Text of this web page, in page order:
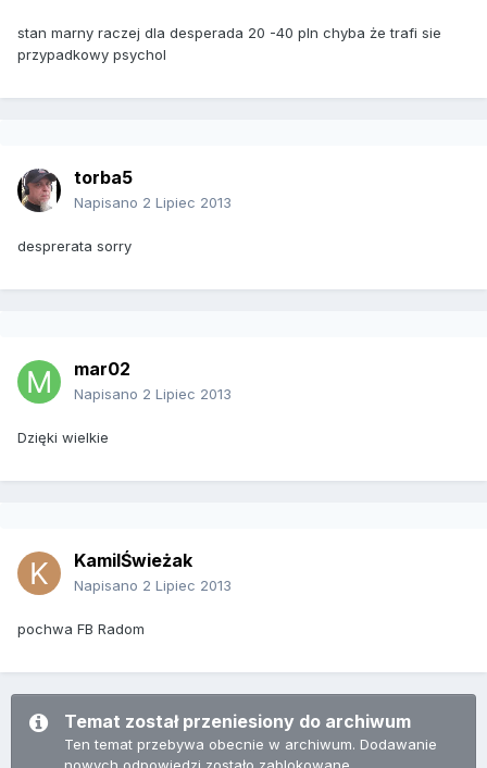
stan marny raczej dla desperada 20 -40 pln chyba że trafi sie
przypadkowy psychol
torba5
Napisano 2 Lipiec 2013
desprerata sorry
mar02
Napisano 2 Lipiec 2013
Dzięki wielkie
KamilŚwieżak
Napisano 2 Lipiec 2013
pochwa FB Radom
Temat został przeniesiony do archiwum
Ten temat przebywa obecnie w archiwum. Dodawanie